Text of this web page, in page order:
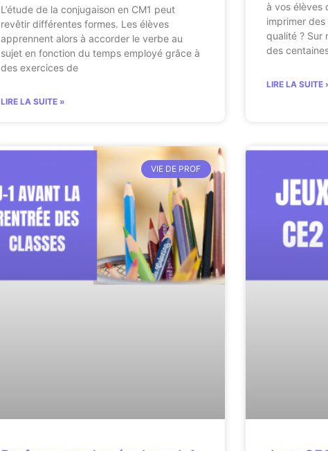
L’étude de la conjugaison en CM1 peut
revêtir différentes formes. Les élèves
apprennent alors à accorder le verbe au
sujet en fonction du temps employé grâce à
des exercices de
LIRE LA SUITE »
à vos élèves
imprimer
qualité ? Sur
des
LIRE LA SUITE
VIE DE PROF